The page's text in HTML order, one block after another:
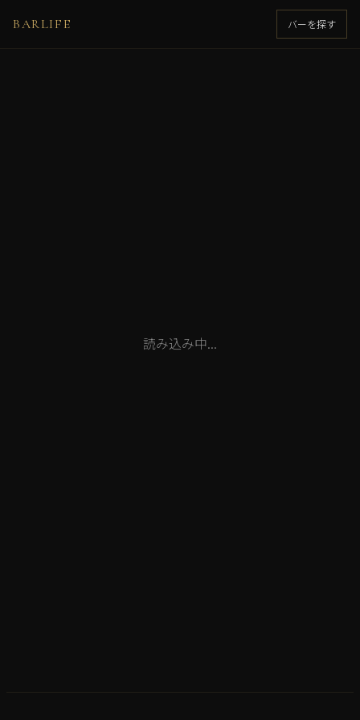
BARLIFE バーを探す
読み込み中...